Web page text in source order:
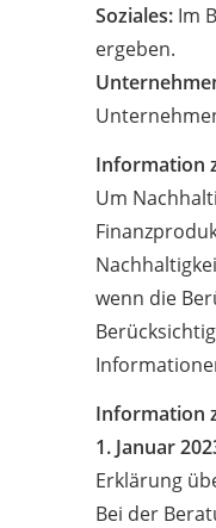
Soziales: Im
ergeben.
Information
Um
wenn die
Information
1. Januar
Erklärung
Bei der